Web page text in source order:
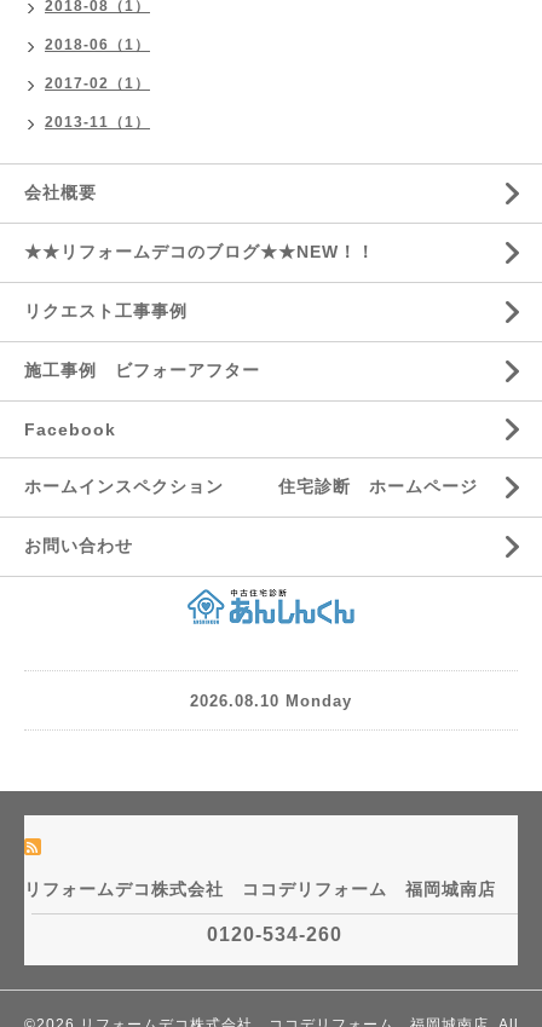
2018-08（1）
2018-06（1）
2017-02（1）
2013-11（1）
会社概要
★★リフォームデコのブログ★★NEW！！
リクエスト工事事例
施工事例 ビフォーアフター
Facebook
ホームインスペクション 住宅診断 ホームページ
お問い合わせ
2026.08.10 Monday
リフォームデコ株式会社 ココデリフォーム 福岡城南店
0120-534-260